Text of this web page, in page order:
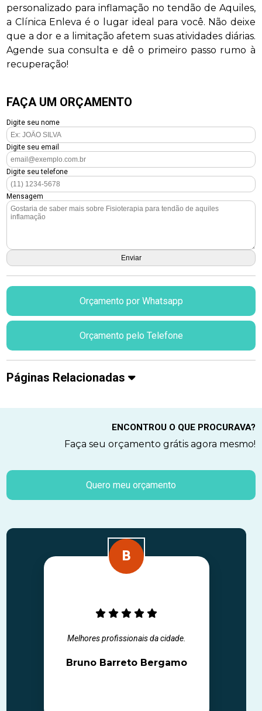
personalizado para inflamação no tendão de Aquiles,
a Clínica Enleva é o lugar ideal para você. Não deixe
que a dor e a limitação afetem suas atividades diárias.
Agende sua consulta e dê o primeiro passo rumo à
recuperação!
FAÇA UM ORÇAMENTO
Digite seu nome
Digite seu email
Digite seu telefone
Mensagem
Orçamento por Whatsapp
Orçamento pelo Telefone
Páginas Relacionadas
ENCONTROU O QUE PROCURAVA?
Faça seu orçamento grátis agora mesmo!
Quero meu orçamento
Melhores profissionais da cidade.
Bruno Barreto Bergamo